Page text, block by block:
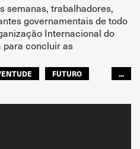
semanas, trabalhadores,
governamentais de todo
Internacional do
para concluir as
FUTURO
...